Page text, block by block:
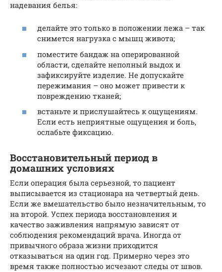
надевания белья:
делайте это только в положении лежа – так
снимется нагрузка с мышц живота;
поместите бандаж на оперированной
области, сделайте неполный выдох и
зафиксируйте изделие. Не допускайте
пережимания – оно может привести к
повреждению тканей;
встаньте и прислушайтесь к ощущениям.
Если есть неприятные ощущения и боль,
ослабьте фиксацию.
Восстановительный период в
домашних условиях
Если операция была серьезной, то пациент
выписывается из стационара на четвертый день.
Если же вмешательство было незначительным, то
на второй. Успех периода восстановления и
качество заживления напрямую зависят от
соблюдения рекомендаций врача. Иногда от
привычного образа жизни приходится
отказываться на один год. Примерно через это
время также полностью исчезают следы от швов.